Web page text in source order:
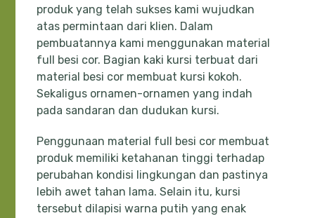
produk yang telah sukses kami wujudkan
atas permintaan dari klien. Dalam
pembuatannya kami menggunakan material
full besi cor. Bagian kaki kursi terbuat dari
material besi cor membuat kursi kokoh.
Sekaligus ornamen-ornamen yang indah
pada sandaran dan dudukan kursi.
Penggunaan material full besi cor membuat
produk memiliki ketahanan tinggi terhadap
perubahan kondisi lingkungan dan pastinya
lebih awet tahan lama. Selain itu, kursi
tersebut dilapisi warna putih yang enak